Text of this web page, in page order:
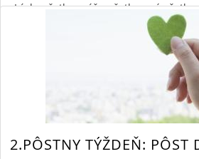
„Láska všetko znáša, všetko verí,
sa to? Zniesť ďalšiu bolesť, sklamanie,
keď sa zdá- a to úplne, že niet riešenia,
Vydržať to, prežiť a prechádzať cez
4/16/19 9:25
20773 Views,
1 Comment
2.PÔSTNY TÝŽDEŇ: PÔST